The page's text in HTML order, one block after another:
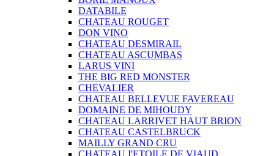
DATABILE
CHATEAU ROUGET
DON VINO
CHATEAU DESMIRAIL
CHATEAU ASCUMBAS
LARUS VINI
THE BIG RED MONSTER
CHEVALIER
CHATEAU BELLEVUE FAVEREAU
DOMAINE DE MIHOUDY
CHATEAU LARRIVET HAUT BRION
CHATEAU CASTELBRUCK
MAILLY GRAND CRU
CHATEAU I'ETOILE DE VIAUD